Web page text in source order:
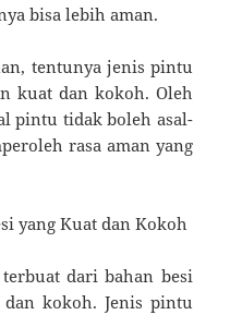
bisa lebih aman.
tentunya jenis pintu
kuat dan kokoh. Oleh
pintu tidak boleh asal-
rasa aman yang
yang Kuat dan Kokoh
dari bahan besi
kokoh. Jenis pintu